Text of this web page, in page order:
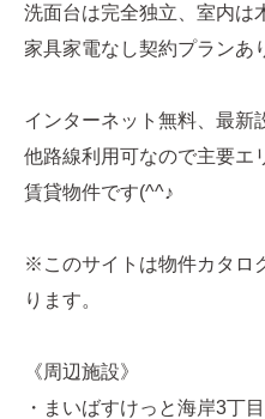
洗面台は完全独立、室内は
家具家電なし契約プランあ
インターネット無料、最新
他路線利用可なので主要エ
賃貸物件です(^^♪
※このサイトは物件カタロ
ります。
《周辺施設》
・まいばすけっと海岸3丁